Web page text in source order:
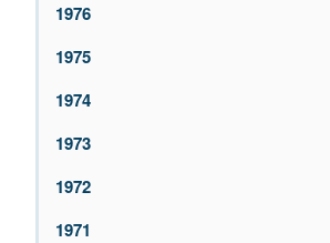
1976
1975
1974
1973
1972
1971